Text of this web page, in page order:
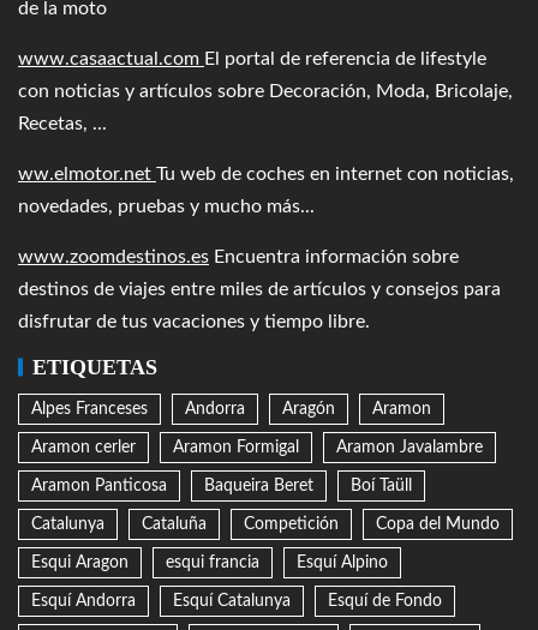
de la moto
www.casaactual.com El portal de referencia de lifestyle
con noticias y artículos sobre Decoración, Moda, Bricolaje,
Recetas, ...
ww.elmotor.net Tu web de coches en internet con noticias,
novedades, pruebas y mucho más...
www.zoomdestinos.es Encuentra información sobre
destinos de viajes entre miles de artículos y consejos para
disfrutar de tus vacaciones y tiempo libre.
ETIQUETAS
Alpes Franceses Andorra Aragón Aramon
Aramon cerler Aramon Formigal Aramon Javalambre
Aramon Panticosa Baqueira Beret Boí Taüll
Catalunya Cataluña Competición Copa del Mundo
Esqui Aragon esqui francia Esquí Alpino
Esquí Andorra Esquí Catalunya Esquí de Fondo